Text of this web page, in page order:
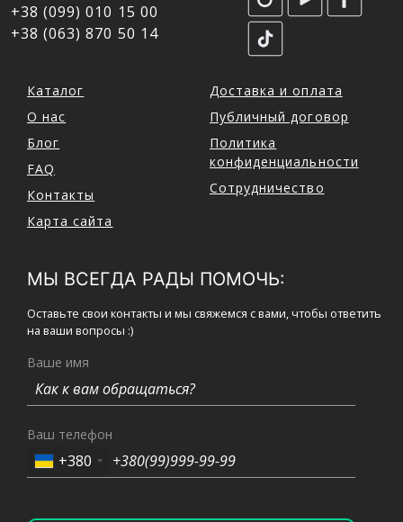
+38 (099) 010 15 00
+38 (063) 870 50 14
Каталог
О нас
Блог
FAQ
Контакты
Карта сайта
Доставка и оплата
Публичный договор
Политика
конфиденциальности
Сотрудничество
МЫ ВСЕГДА РАДЫ ПОМОЧЬ:
Оставьте свои контакты и мы свяжемся с вами, чтобы ответить
на ваши вопросы :)
Ваше имя
Ваш телефон
+380